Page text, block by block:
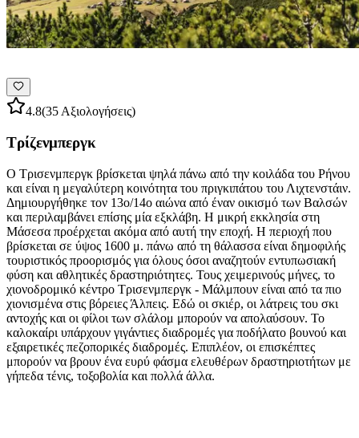
4.8(35 Αξιολογήσεις)
Τρίζενμπεργκ
Ο Τρισενμπεργκ βρίσκεται ψηλά πάνω από την κοιλάδα του Ρήνου
και είναι η μεγαλύτερη κοινότητα του πριγκιπάτου του Λιχτενστάιν.
Δημιουργήθηκε τον 13ο/14ο αιώνα από έναν οικισμό των Βαλσών
και περιλαμβάνει επίσης μία εξκλάβη. Η μικρή εκκλησία στη
Μάσεσα προέρχεται ακόμα από αυτή την εποχή. Η περιοχή που
βρίσκεται σε ύψος 1600 μ. πάνω από τη θάλασσα είναι δημοφιλής
τουριστικός προορισμός για όλους όσοι αναζητούν εντυπωσιακή
φύση και αθλητικές δραστηριότητες. Τους χειμερινούς μήνες, το
χιονοδρομικό κέντρο Τρισενμπεργκ - Μάλμπουν είναι από τα πιο
χιονισμένα στις βόρειες Άλπεις. Εδώ οι σκιέρ, οι λάτρεις του σκι
αντοχής και οι φίλοι των σλάλομ μπορούν να απολαύσουν. Το
καλοκαίρι υπάρχουν γιγάντιες διαδρομές για ποδήλατο βουνού και
εξαιρετικές πεζοπορικές διαδρομές. Επιπλέον, οι επισκέπτες
μπορούν να βρουν ένα ευρύ φάσμα ελευθέρων δραστηριοτήτων με
γήπεδα τένις, τοξοβολία και πολλά άλλα.